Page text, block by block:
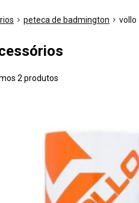
peteca de badmington vollo
2 produtos